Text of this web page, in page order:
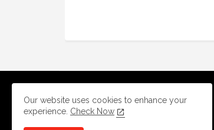
Our website uses cookies to enhance your
experience. Check Now